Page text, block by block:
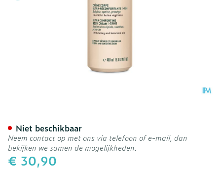
€ 30,90
Niet beschikbaar
Neem contact op met ons via telefoon of e-mail, dan
bekijken we samen de mogelijkheden.